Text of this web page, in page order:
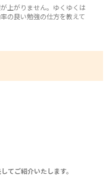
上がりません。ゆくゆくは
の良い勉強の仕方を教えて
てご紹介いたします。